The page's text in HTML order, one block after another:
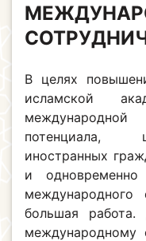
В целях
исламской
потенциала,
иностранных
и
международного
большая работа.
международному